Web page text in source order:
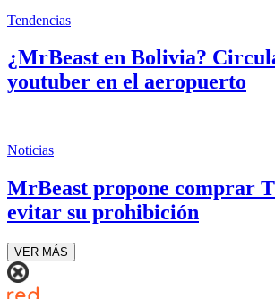
Tendencias
¿MrBeast en Bolivia?
youtuber en el aeropuerto
Noticias
MrBeast propone comprar
evitar su prohibición
VER MÁS